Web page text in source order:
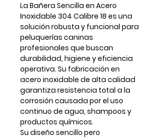
La Bañera Sencilla en Acero
Inoxidable 304 Calibre 18 es una
solución robusta y funcional para
peluquerías caninas
profesionales que buscan
durabilidad, higiene y eficiencia
operativa. Su fabricación en
acero inoxidable de alta calidad
garantiza resistencia total a la
corrosión causada por el uso
continuo de agua, shampoos y
productos químicos.
Su diseño sencillo pero